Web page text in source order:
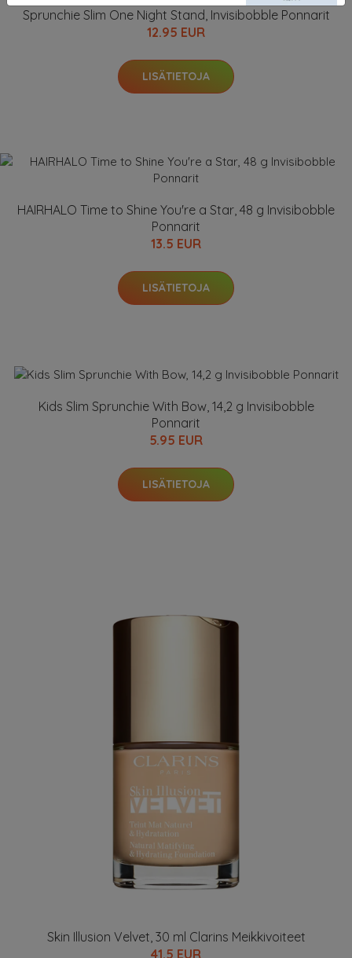
Sprunchie Slim One Night Stand, Invisibobble Ponnarit
12.95 EUR
LISÄTIETOJA
HAIRHALO Time to Shine You're a Star, 48 g Invisibobble
Ponnarit
13.5 EUR
LISÄTIETOJA
Kids Slim Sprunchie With Bow, 14,2 g Invisibobble
Ponnarit
5.95 EUR
LISÄTIETOJA
Skin Illusion Velvet, 30 ml Clarins Meikkivoiteet
41.5 EUR